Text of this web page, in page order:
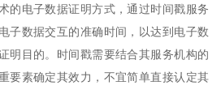
的电子数据证明方式，通过时间戳服务
子数据交互的准确时间，以达到电子数
明目的。时间戳需要结合其服务机构的
要素确定其效力，不宜简单直接认定其